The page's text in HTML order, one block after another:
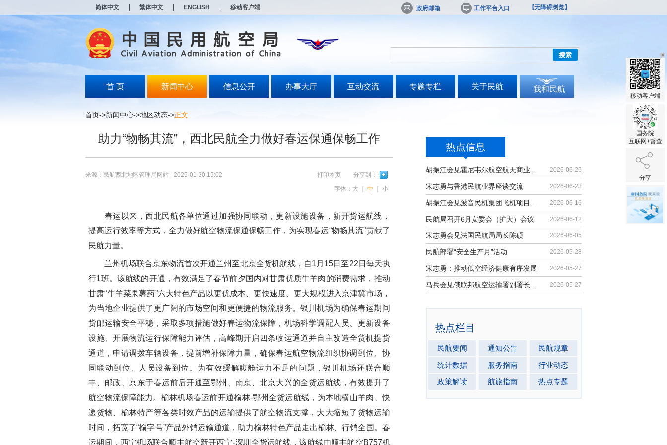
简体中文 繁体中文 ENGLISH 移动客户端 政府邮箱 工作平台入口 【无障碍浏览】
搜索
首 页 新闻中心 信息公开 办事大厅 互动交流 专题专栏 关于民航 我和民航
首页->新闻中心->地区动态->正文
热点信息
2026-06-26
宋志勇与香港民航业界座谈交流 2026-06-23
2026-06-16
民航局召开6月安委会（扩大）会议 2026-06-12
宋志勇会见法国民航局局长陈硕 2026-06-05
民航部署“安全生产月”活动 2026-05-28
宋志勇：推动低空经济健康有序发展 2026-05-27
2026-05-27
热点栏目
民航要闻 通知公告
民航规章
统计数据
服务指南
行业动态
政策解读
航旅指南 热点专题
助力“物畅其流”，西北民航全力做好春运保通保畅工作
来源：民航西北地区管理局网站 2025-01-20 15:02 分享到：
打印本页
字体： 大 中 小
春运以来，西北民航各单位通过加强协同联动，更新设施设备，新开货运航线，
提高运行效率等方式，全力做好航空物流保通保畅工作，为实现春运“物畅其流”贡献了
民航力量。
兰州机场联合京东物流首次开通兰州至北京全货机航线，自1月15日至22日每天执
行1班。该航线的开通，有效满足了春节前夕国内对甘肃优质牛羊肉的消费需求，推动
甘肃“牛羊菜果薯药”六大特色产品以更优成本、更快速度、更大规模进入京津冀市场，
为当地企业提供了更广阔的市场空间和更便捷的物流服务。银川机场为确保春运期间
货邮运输安全平稳，采取多项措施做好春运物流保障，机场科学调配人员、更新设备
设施、开展物流运行保障能力评估，高峰期开启四条收运通道并自主改造全货机提货
通道，申请调拨车辆设备，提前增补保障力量，确保春运航空物流组织协调到位、协
同联动到位、人员设备到位。为有效缓解腹舱运力不足的问题，银川机场还联合顺
丰、邮政、京东于春运前后开通至鄂州、南京、北京大兴的全货运航线，有效提升了
航空物流保障能力。榆林机场春运前开通榆林-鄂州全货运航线，为本地横山羊肉、快
递货物、榆林特产等各类时效产品的运输提供了航空物流支撑，大大缩短了货物运输
时间，拓宽了“榆字号”产品外销运输通道，助力榆林特色产品走出榆林、行销全国。春
运期间，西宁机场联合顺丰航空新开西宁-深圳全货运航线，该航线由顺丰航空B757机
移动客户端
国务院
互联网+督查
分享
打
无
障